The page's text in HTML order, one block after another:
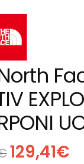
Il
prezzo
129,41€